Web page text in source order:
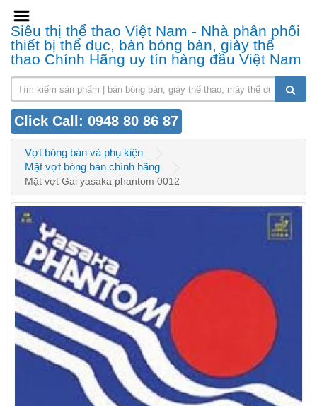
Siêu thị thể thao Việt Nam - Nhà phân phối
thiết bị thể dục, bàn bóng bàn, giày thể
thao Chính Hãng uy tín hàng đầu Việt Nam
Click Call: 0948 80 86 87
Vợt bóng bàn và phụ kiện
Mặt vợt bóng bàn chính hãng
Mặt vợt Gai yasaka phantom 0012